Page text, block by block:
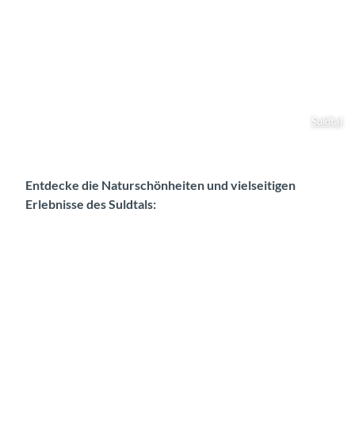
Suldtal
Entdecke die Naturschönheiten und vielseitigen
Erlebnisse des Suldtals: